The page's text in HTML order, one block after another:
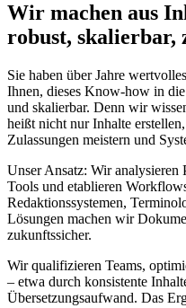
Wir machen aus
robust, skalierbar,
Sie haben über Jahre
Ihnen, dieses Know-how in
und skalierbar. Denn wir
heißt nicht nur Inhalte
Zulassungen meistern und
Unser Ansatz: Wir analysieren
Tools und etablieren
Redaktionssystemen,
Lösungen machen wir
zukunftssicher.
Wir qualifizieren Teams,
– etwa durch konsistente
Übersetzungsaufwand. Das